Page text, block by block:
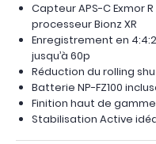
Capteur APS-C Exmor
processeur Bionz XR
Enregistrement en
jusqu’à 60p
Réduction du rolling
Batterie NP-FZ100
Finition haut de
Stabilisation Active